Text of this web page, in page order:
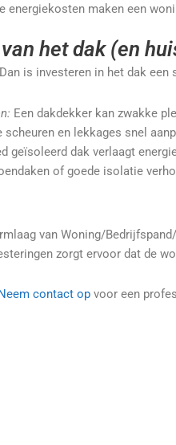
energiekosten maken een
het dak (en
is investeren in het dak
Een dakdekker kan zwakke
scheuren en lekkages snel
geïsoleerd dak verlaagt
of goede isolatie
van Woning/
zorgt ervoor dat de
contact op voor een